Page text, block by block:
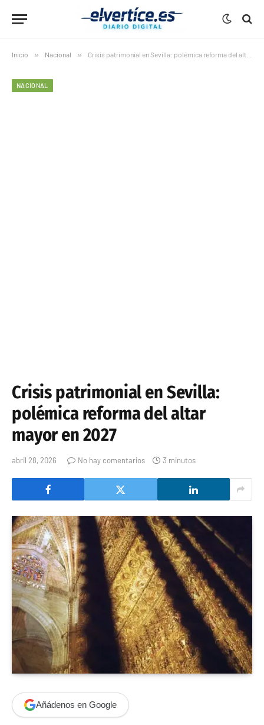
Inicio » Nacional » Crisis patrimonial en Sevilla: polémica reforma del altar mayor en 2027
NACIONAL
Crisis patrimonial en Sevilla:
polémica reforma del altar
mayor en 2027
abril 28, 2026 No hay comentarios 3 minutos
Añádenos en Google